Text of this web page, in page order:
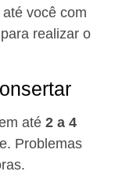
você com
realizar o
até 2 a 4
Problemas